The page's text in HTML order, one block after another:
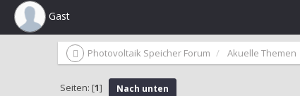
Gast
Photovoltaik Speicher Forum Akuelle Themen
Seiten: [1] Nach unten